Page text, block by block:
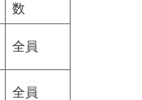
数
全員
全員